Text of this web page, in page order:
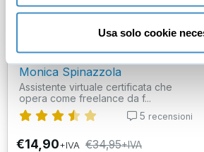
Usa solo cookie
progetti, team e clienti a
Monica Spinazzola
Assistente virtuale certificata che
opera come freelance da f...
5 recensioni
€34,95+IVA
€14,90+IVA